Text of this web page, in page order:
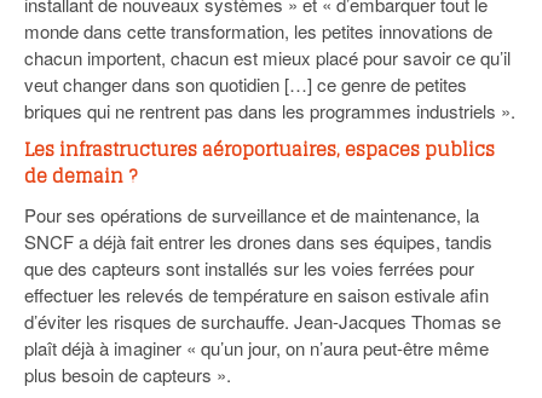
monde dans cette transformation, les petites innovations de
chacun importent, chacun est mieux placé pour savoir ce qu’il
veut changer dans son quotidien […] ce genre de petites
briques qui ne rentrent pas dans les programmes industriels ».
Les infrastructures aéroportuaires, espaces publics
de demain ?
Pour ses opérations de surveillance et de maintenance, la
SNCF a déjà fait entrer les drones dans ses équipes, tandis
que des capteurs sont installés sur les voies ferrées pour
effectuer les relevés de température en saison estivale afin
d’éviter les risques de surchauffe. Jean-Jacques Thomas se
plaît déjà à imaginer « qu’un jour, on n’aura peut-être même
plus besoin de capteurs ».